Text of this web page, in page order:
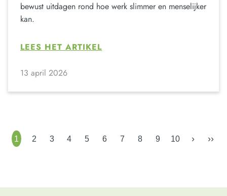
bewust uitdagen rond hoe werk slimmer en menselijker
kan.
LEES HET ARTIKEL
13 april 2026
1 2 3 4 5 6 7 8 9 10 › ››